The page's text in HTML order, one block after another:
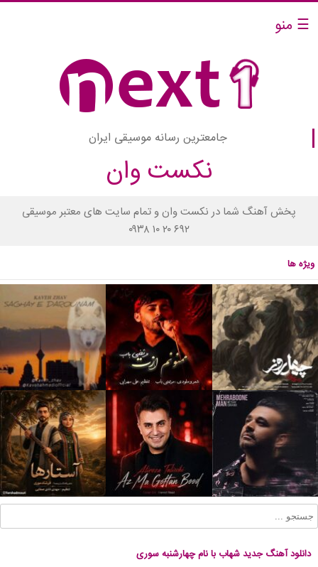
☰ منو
جامعترین رسانه موسیقی ایران
نکست وان
پخش آهنگ شما در نکست وان و تمام سایت های معتبر موسیقی
۰۹۳۸ ۱۰ ۲۰ ۶۹۲
ویژه ها
دانلود آهنگ جدید شهاب با نام چهارشنبه سوری